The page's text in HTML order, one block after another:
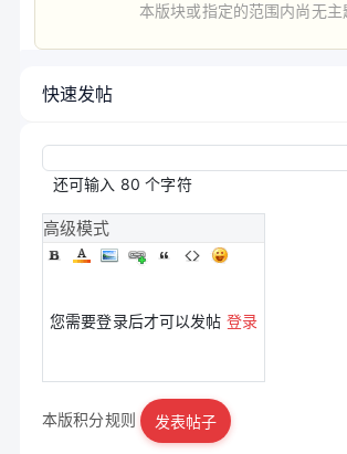
本版块或指定的范围内尚无主
快速发帖
还可输入 80 个字符
高级模式
您需要登录后才可以发帖 登录
|立即注册
本版积分规则 发表帖子